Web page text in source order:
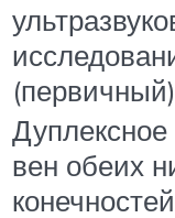
(первичный)
вен обеих
конечностей